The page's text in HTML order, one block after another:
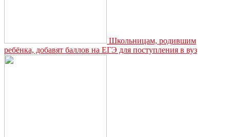
Школьницам, родившим
ребёнка, добавят баллов на ЕГЭ для поступления в вуз